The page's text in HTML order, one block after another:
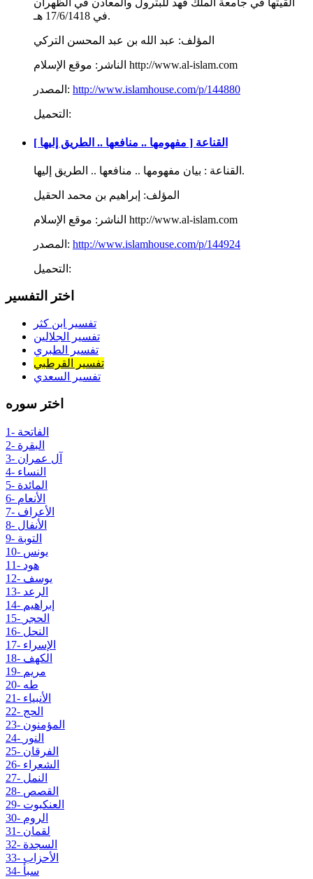
ألقيتها في جامعة الملك فهد للبترول والمعادن في الظهران
في 17/6/1418 هـ.
المؤلف: عبد الله بن عبد المحسن التركي
الناشر: موقع الإسلام http://www.al-islam.com
المصدر: http://www.islamhouse.com/p/144880
التحميل:
القناعة [ مفهومها .. منافعها .. الطريق إليها ]
القناعة : بيان مفهومها .. منافعها .. الطريق إليها.
المؤلف: إبراهيم بن محمد الحقيل
الناشر: موقع الإسلام http://www.al-islam.com
المصدر: http://www.islamhouse.com/p/144924
التحميل:
اختر التفسير
تفسير ابن كثر
تفسير الجلالين
تفسير الطبري
تفسير القرطبي
تفسير السعدي
اختر سوره
1- الفاتحة
2- البقرة
3- آل عمران
4- النساء
5- المائدة
6- الأنعام
7- الأعراف
8- الأنفال
9- التوبة
10- يونس
11- هود
12- يوسف
13- الرعد
14- إبراهيم
15- الحجر
16- النحل
17- الإسراء
18- الكهف
19- مريم
20- طه
21- الأنبياء
22- الحج
23- المؤمنون
24- النور
25- الفرقان
26- الشعراء
27- النمل
28- القصص
29- العنكبوت
30- الروم
31- لقمان
32- السجدة
33- الأحزاب
34- سبأ